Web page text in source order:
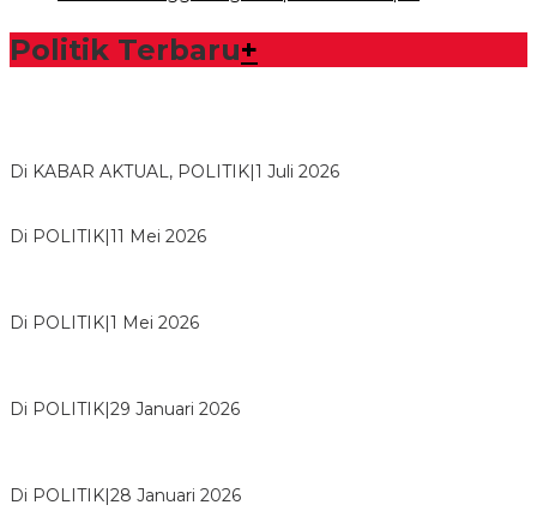
Politik Terbaru+
Di KABAR AKTUAL, POLITIK|1 Juli 2026
Di POLITIK|11 Mei 2026
Di POLITIK|1 Mei 2026
Di POLITIK|29 Januari 2026
Di POLITIK|28 Januari 2026